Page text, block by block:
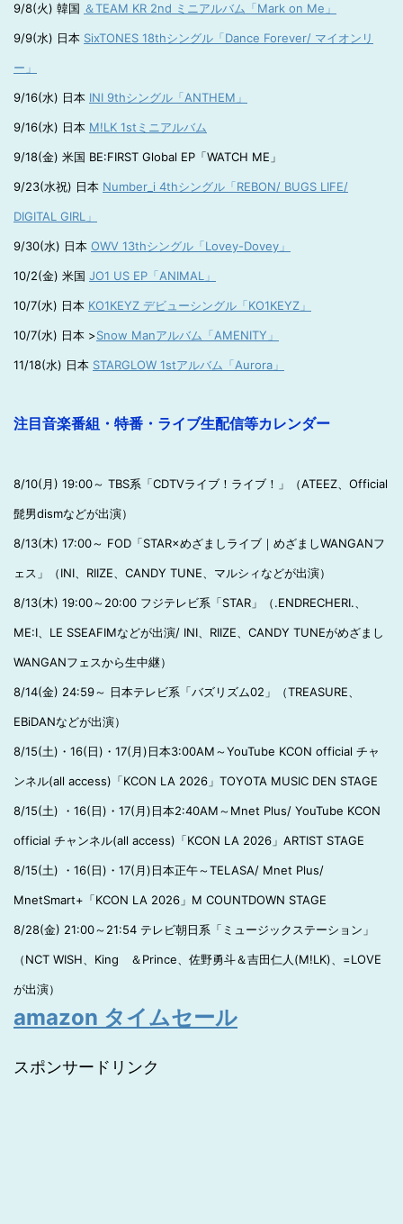
9/8(火) 韓国 ＆TEAM KR 2nd ミニアルバム「Mark on Me」
9/9(水) 日本 SixTONES 18thシングル「Dance Forever/ マイオンリ
ー」
9/16(水) 日本 INI 9thシングル「ANTHEM」
9/16(水) 日本 M!LK 1stミニアルバム
9/18(金) 米国 BE:FIRST Global EP「WATCH ME」
9/23(水祝) 日本 Number_i 4thシングル「REBON/ BUGS LIFE/
DIGITAL GIRL」
9/30(水) 日本 OWV 13thシングル「Lovey-Dovey」
10/2(金) 米国 JO1 US EP「ANIMAL」
10/7(水) 日本 KO1KEYZ デビューシングル「KO1KEYZ」
10/7(水) 日本 >Snow Manアルバム「AMENITY」
11/18(水) 日本 STARGLOW 1stアルバム「Aurora」
注目音楽番組・特番・ライブ生配信等カレンダー
8/10(月) 19:00～ TBS系「CDTVライブ！ライブ！」（ATEEZ、Official
髭男dismなどが出演）
8/13(木) 17:00～ FOD「STAR×めざましライブ｜めざましWANGANフ
ェス」（INI、RIIZE、CANDY TUNE、マルシィなどが出演）
8/13(木) 19:00～20:00 フジテレビ系「STAR」（.ENDRECHERI.、
ME:I、LE SSEAFIMなどが出演/ INI、RIIZE、CANDY TUNEがめざまし
WANGANフェスから生中継）
8/14(金) 24:59～ 日本テレビ系「バズリズム02」（TREASURE、
EBiDANなどが出演）
8/15(土)・16(日)・17(月)日本3:00AM～YouTube KCON official チャ
ンネル(all access)「KCON LA 2026」TOYOTA MUSIC DEN STAGE
8/15(土) ・16(日)・17(月)日本2:40AM～Mnet Plus/ YouTube KCON
official チャンネル(all access)「KCON LA 2026」ARTIST STAGE
8/15(土) ・16(日)・17(月)日本正午～TELASA/ Mnet Plus/
MnetSmart+「KCON LA 2026」M COUNTDOWN STAGE
8/28(金) 21:00～21:54 テレビ朝日系「ミュージックステーション」
（NCT WISH、King ＆Prince、佐野勇斗＆吉田仁人(M!LK)、=LOVE
が出演）
amazon タイムセール
スポンサードリンク